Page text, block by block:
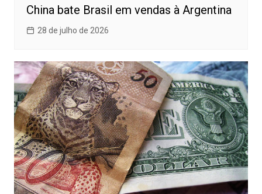
China bate Brasil em vendas à Argentina
28 de julho de 2026